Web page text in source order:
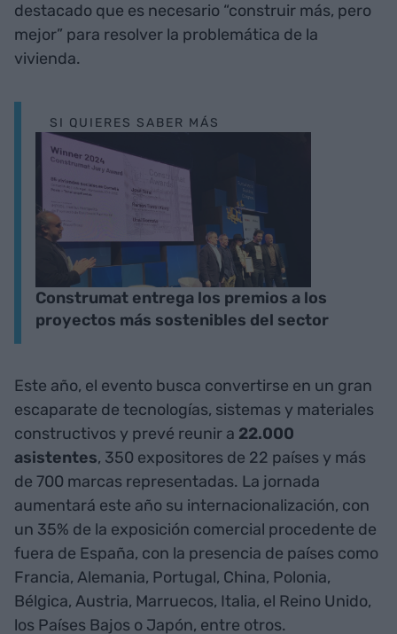
destacado que es necesario “construir más, pero
mejor” para resolver la problemática de la
vivienda.
SI QUIERES SABER MÁS
Construmat entrega los premios a los
proyectos más sostenibles del sector
Este año, el evento busca convertirse en un gran
escaparate de tecnologías, sistemas y materiales
constructivos y prevé reunir a 22.000
asistentes, 350 expositores de 22 países y más
de 700 marcas representadas. La jornada
aumentará este año su internacionalización, con
un 35% de la exposición comercial procedente de
fuera de España, con la presencia de países como
Francia, Alemania, Portugal, China, Polonia,
Bélgica, Austria, Marruecos, Italia, el Reino Unido,
los Países Bajos o Japón, entre otros.